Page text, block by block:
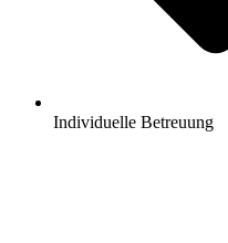
Individuelle Betreuung